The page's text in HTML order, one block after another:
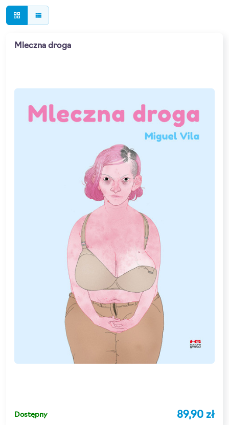
grid_view view_list
Mleczna droga
Dostępny 89,90 zł